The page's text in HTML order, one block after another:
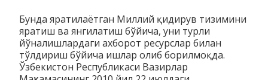
Бунда яратилаётган Миллий қидирув тизимини
яратиш ва янгилатиш бўйича, уни турли
йўналишлардаги ахборот ресурслар билан
тўлдириш бўйича ишлар олиб борилмоқда.
Ўзбекистон Республикаси Вазирлар